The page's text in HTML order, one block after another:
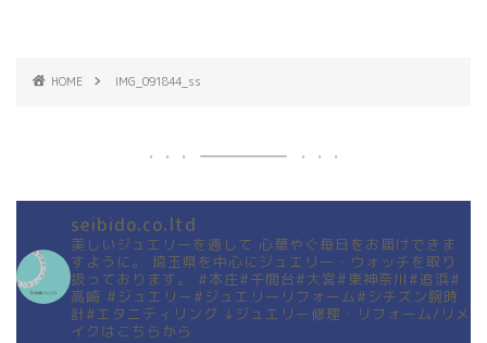
HOME IMG_091844_ss
seibido.co.ltd
美しいジュエリーを通して 心華やぐ毎日をお届けできま
すように。
埼玉県を中心にジュエリー・ウォッチを取り
扱っております。
#本庄#千間台#大宮#東神奈川#追浜#
高崎 #ジュエリー#ジュエリーリフォーム#シチズン腕時
計#エタニティリング ↓ジュエリー修理・リフォーム/リメ
イクはこちらから